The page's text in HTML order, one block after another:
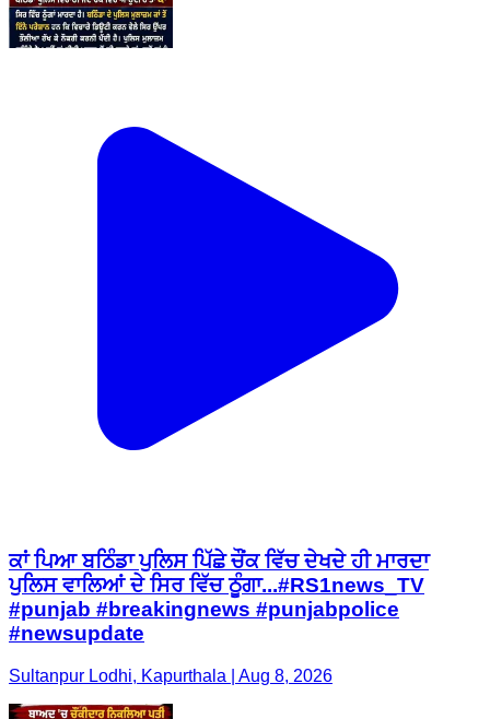
ਕਾਂ ਪਿਆ ਬਠਿੰਡਾ ਪੁਲਿਸ ਪਿੱਛੇ ਚੌਂਕ ਵਿੱਚ ਦੇਖਦੇ ਹੀ ਮਾਰਦਾ
ਪੁਲਿਸ ਵਾਲਿਆਂ ਦੇ ਸਿਰ ਵਿੱਚ ਠੂੰਗਾ...#RS1news_TV
#punjab #breakingnews #punjabpolice
#newsupdate
Sultanpur Lodhi, Kapurthala | Aug 8, 2026